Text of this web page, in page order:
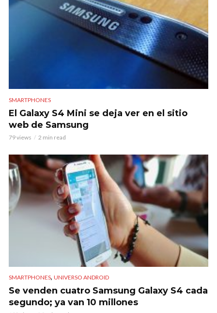
SMARTPHONES
El Galaxy S4 Mini se deja ver en el sitio
web de Samsung
79 views 2 min read
SMARTPHONES, UNIVERSO ANDROID
Se venden cuatro Samsung Galaxy S4 cada
segundo; ya van 10 millones